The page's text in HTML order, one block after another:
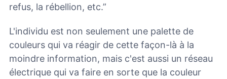
refus, la rébellion, etc.”
L'individu est non seulement une palette de
couleurs qui va réagir de cette façon-là à la
moindre information, mais c'est aussi un réseau
électrique qui va faire en sorte que la couleur